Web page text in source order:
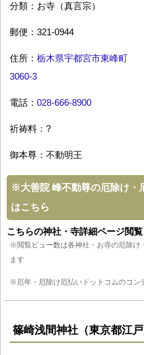
分類：お寺（真言宗）
郵便：321-0944
住所： 栃木県宇都宮市東峰町
3060-3
電話： 028-666-8900
祈祷料：?
御本尊：不動明王
※大善院 峰不動尊の厄除け・
はこちら
こちらの神社・寺詳細ページ閲
※閲覧ビュー数は各神社・お寺の厄除け
ます
※厄年・厄除け厄払いドットコムのコン
篠崎浅間神社（東京都江戸